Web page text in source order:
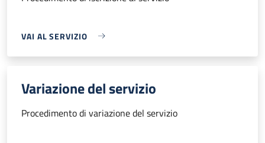
VAI AL SERVIZIO
Variazione del servizio
Procedimento di variazione del servizio